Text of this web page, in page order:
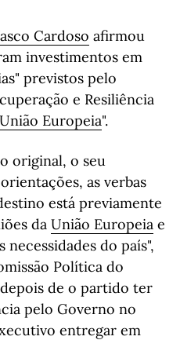
Cardoso afirmou
investimentos em
previstos pelo
e Resiliência
União Europeia".
original, o seu
as verbas
está previamente
da União Europeia e
necessidades do país",
Política do
de o partido ter
pelo Governo no
entregar em